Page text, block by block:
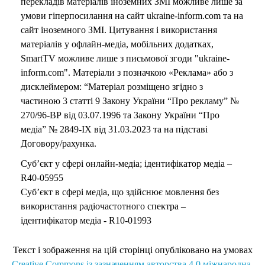
умови гіперпосилання на сайт ukraine-inform.com та на
сайт іноземного ЗМІ. Цитування і використання
матеріалів у офлайн-медіа, мобільних додатках,
SmartTV можливе лише з письмової згоди "ukraine-
inform.com". Матеріали з позначкою «Реклама» або з
дисклеймером: “Матеріал розміщено згідно з
частиною 3 статті 9 Закону України “Про рекламу” №
270/96-ВР від 03.07.1996 та Закону України “Про
медіа” № 2849-IX від 31.03.2023 та на підставі
Договору/рахунка.
Суб’єкт у сфері онлайн-медіа; ідентифікатор медіа –
R40-05955
Суб’єкт в сфері медіа, що здійснює мовлення без
використання радіочастотного спектра –
ідентифікатор медіа - R10-01993
Текст і зображення на цій сторінці опубліковано на умовах